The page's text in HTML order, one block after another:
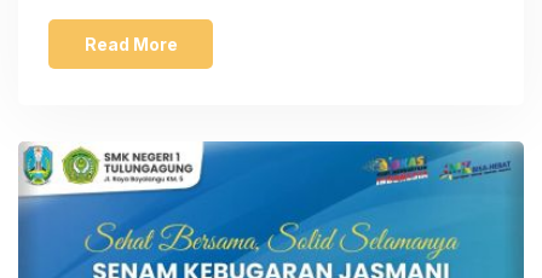
Read More